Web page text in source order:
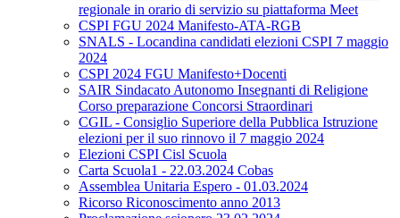
regionale in orario di servizio su piattaforma Meet
CSPI FGU 2024 Manifesto-ATA-RGB
SNALS - Locandina candidati elezioni CSPI 7 maggio
2024
CSPI 2024 FGU Manifesto+Docenti
SAIR Sindacato Autonomo Insegnanti di Religione
Corso preparazione Concorsi Straordinari
CGIL - Consiglio Superiore della Pubblica Istruzione
elezioni per il suo rinnovo il 7 maggio 2024
Elezioni CSPI Cisl Scuola
Carta Scuola1 - 22.03.2024 Cobas
Assemblea Unitaria Espero - 01.03.2024
Ricorso Riconoscimento anno 2013